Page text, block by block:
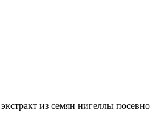
из семян нигеллы